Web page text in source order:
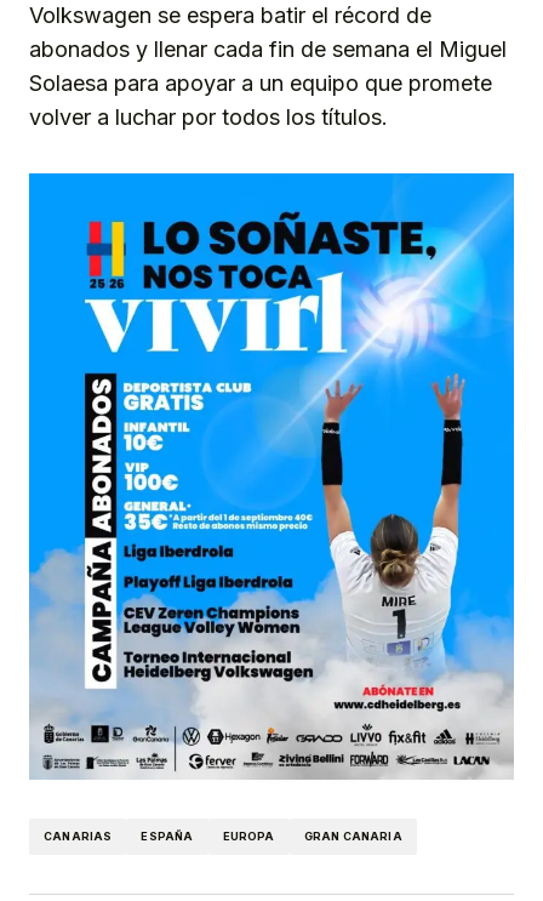
Volkswagen se espera batir el récord de
abonados y llenar cada fin de semana el Miguel
Solaesa para apoyar a un equipo que promete
volver a luchar por todos los títulos.
CANARIAS ESPAÑA EUROPA GRAN CANARIA